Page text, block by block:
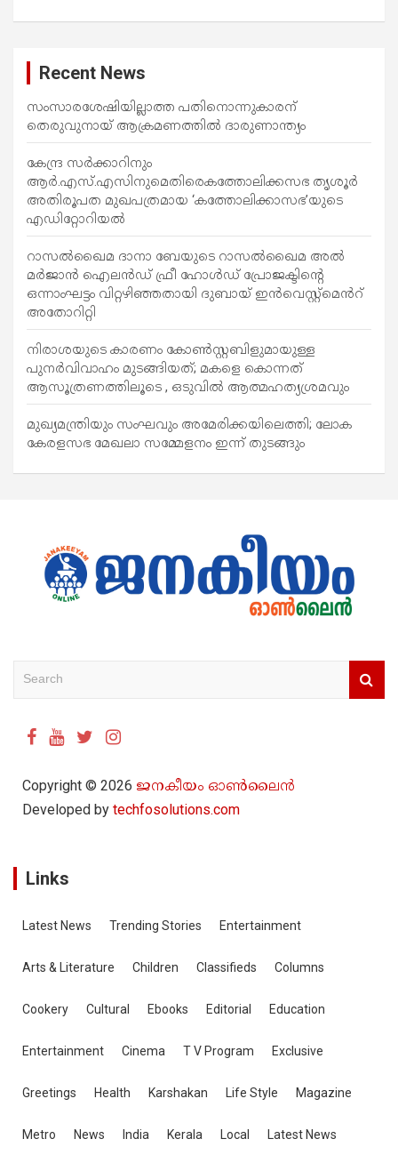
Recent News
സംസാരശേഷിയില്ലാത്ത പതിനൊന്നുകാരന്
തെരുവുനായ് ആക്രമണത്തില്‍ ദാരുണാന്ത്യം
കേന്ദ്ര സർക്കാറിനും
ആർ.എസ്.എസിനുമെതിരെകത്തോലിക്കസഭ തൃശൂർ
അതിരൂപത മുഖപത്രമായ ‘കത്തോലിക്കാസഭ’യുടെ
എഡിറ്റോറിയൽ
റാസൽഖൈമ ദാനാ ബേയുടെ റാസൽഖൈമ അൽ
മർജാൻ ഐലൻഡ് ഫ്രീ ഹോൾഡ് പ്രോജക്ടിന്റെ
ഒന്നാംഘട്ടം വിറ്റഴിഞ്ഞതായി ദുബായ് ഇൻവെസ്റ്റ്‌മെൻറ്
അതോറിറ്റി
നിരാശയുടെ കാരണം കോണ്‍സ്റ്റബിളുമായുള്ള
പുനര്‍വിവാഹം മുടങ്ങിയത്; മകളെ കൊന്നത്
ആസൂത്രണത്തിലൂടെ , ഒടുവിൽ ആത്മഹത്യശ്രമവും
മുഖ്യമന്ത്രിയും സംഘവും അമേരിക്കയിലെത്തി; ലോക
കേരളസഭ മേഖലാ സമ്മേളനം ഇന്ന് തുടങ്ങും
Copyright © 2026 ജനകീയം ഓൺ‌ലൈൻ
Developed by techfosolutions.com
Links
Latest News Trending Stories Entertainment
Arts & Literature Children Classifieds Columns
Cookery Cultural Ebooks Editorial Education
Entertainment Cinema T V Program Exclusive
Greetings Health Karshakan Life Style Magazine
Metro News India Kerala Local Latest News